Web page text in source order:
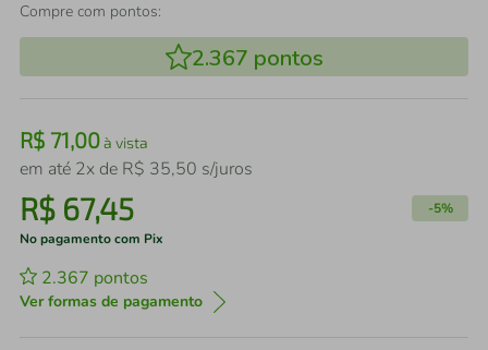
Compre com pontos:
2.367 pontos
R$ 71,00à vista
em até 2x de R$ 35,50 s/juros
R$ 67,45 -5%
No pagamento com Pix
2.367 pontos
Ver formas de pagamento